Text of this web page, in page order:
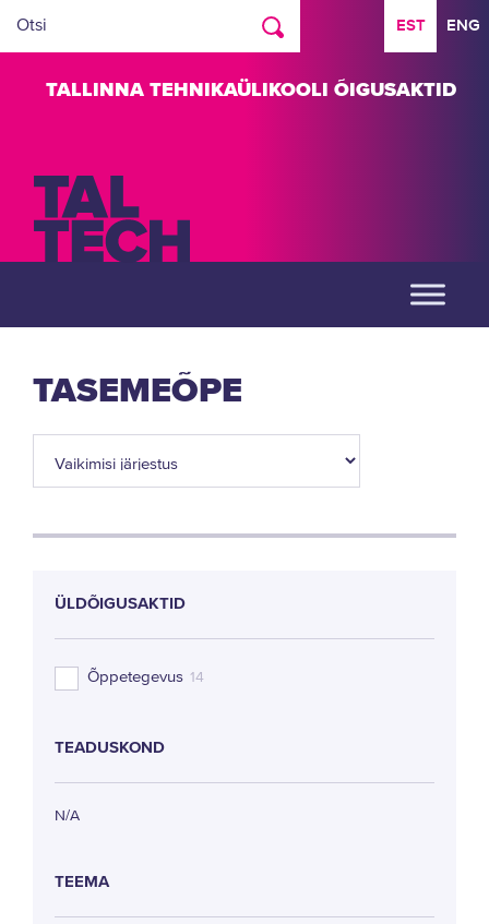
EST ENG
TALLINNA TEHNIKAÜLIKOOLI ÕIGUSAKTID
TASEMEÕPE
ÜLDÕIGUSAKTID
Õppetegevus 14
TEADUSKOND
N/A
TEEMA